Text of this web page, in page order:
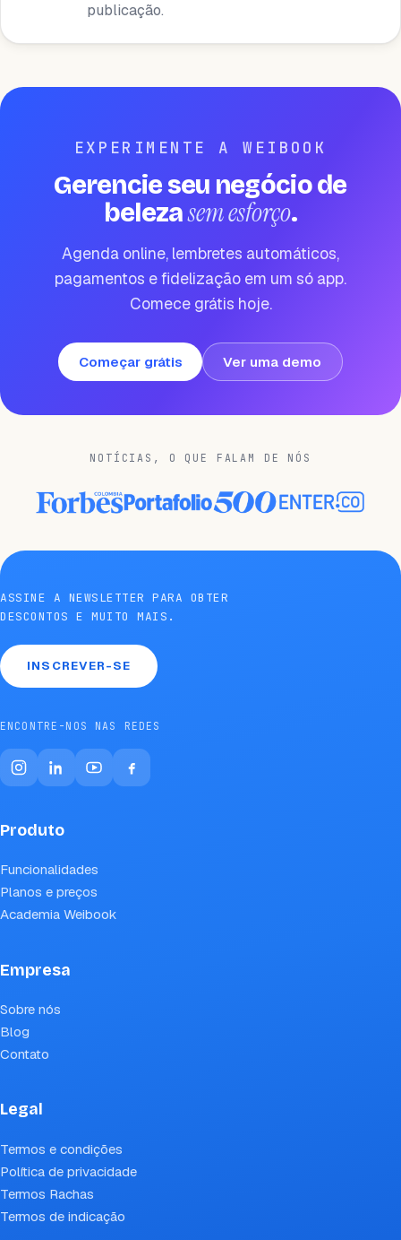
publicação.
EXPERIMENTE A WEIBOOK
Gerencie seu negócio de
belezasem esforço.
Agenda online, lembretes automáticos,
pagamentos e fidelização em um só app.
Comece grátis hoje.
Começar grátis Ver uma demo
NOTÍCIAS, O QUE FALAM DE NÓS
ASSINE A NEWSLETTER PARA OBTER
DESCONTOS E MUITO MAIS.
INSCREVER-SE
ENCONTRE-NOS NAS REDES
Produto
Funcionalidades
Planos e preços
Academia Weibook
Empresa
Sobre nós
Blog
Contato
Legal
Termos e condições
Política de privacidade
Termos Rachas
Termos de indicação